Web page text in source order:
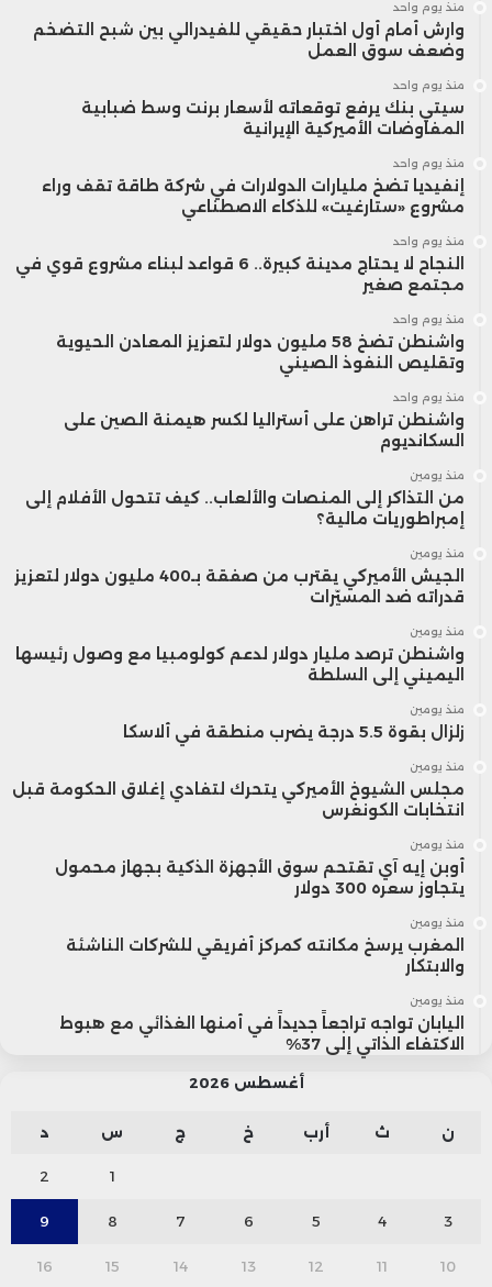
منذ يوم واحد
وارش أمام أول اختبار حقيقي للفيدرالي بين شبح التضخم
وضعف سوق العمل
منذ يوم واحد
سيتي بنك يرفع توقعاته لأسعار برنت وسط ضبابية
المفاوضات الأميركية الإيرانية
منذ يوم واحد
إنفيديا تضخ مليارات الدولارات في شركة طاقة تقف وراء
مشروع «ستارغيت» للذكاء الاصطناعي
منذ يوم واحد
النجاح لا يحتاج مدينة كبيرة.. 6 قواعد لبناء مشروع قوي في
مجتمع صغير
منذ يوم واحد
واشنطن تضخ 58 مليون دولار لتعزيز المعادن الحيوية
وتقليص النفوذ الصيني
منذ يوم واحد
واشنطن تراهن على أستراليا لكسر هيمنة الصين على
السكانديوم
منذ يومين
من التذاكر إلى المنصات والألعاب.. كيف تتحول الأفلام إلى
إمبراطوريات مالية؟
منذ يومين
الجيش الأميركي يقترب من صفقة بـ400 مليون دولار لتعزيز
قدراته ضد المسيّرات
منذ يومين
واشنطن ترصد مليار دولار لدعم كولومبيا مع وصول رئيسها
اليميني إلى السلطة
منذ يومين
زلزال بقوة 5.5 درجة يضرب منطقة في ألاسكا
منذ يومين
مجلس الشيوخ الأميركي يتحرك لتفادي إغلاق الحكومة قبل
انتخابات الكونغرس
منذ يومين
أوبن إيه آي تقتحم سوق الأجهزة الذكية بجهاز محمول
يتجاوز سعره 300 دولار
منذ يومين
المغرب يرسخ مكانته كمركز أفريقي للشركات الناشئة
والابتكار
منذ يومين
اليابان تواجه تراجعاً جديداً في أمنها الغذائي مع هبوط
الاكتفاء الذاتي إلى 37%
أغسطس 2026
ن ث أرب خ ج س د
1
2
3
4
5
6
7
8
9
10
11
12
13
14
15
16